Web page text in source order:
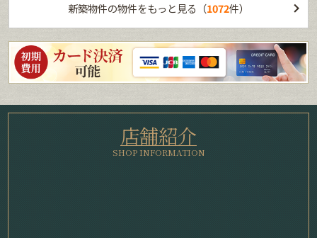
新築物件の物件をもっと見る（1072件）
店舗紹介
SHOP INFORMATION